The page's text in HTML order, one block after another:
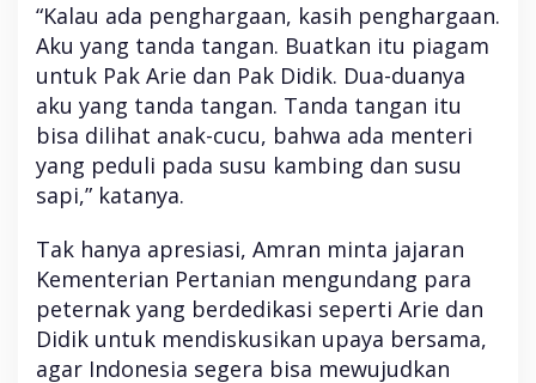
“Kalau ada penghargaan, kasih penghargaan.
Aku yang tanda tangan. Buatkan itu piagam
untuk Pak Arie dan Pak Didik. Dua-duanya
aku yang tanda tangan. Tanda tangan itu
bisa dilihat anak-cucu, bahwa ada menteri
yang peduli pada susu kambing dan susu
sapi,” katanya.
Tak hanya apresiasi, Amran minta jajaran
Kementerian Pertanian mengundang para
peternak yang berdedikasi seperti Arie dan
Didik untuk mendiskusikan upaya bersama,
agar Indonesia segera bisa mewujudkan